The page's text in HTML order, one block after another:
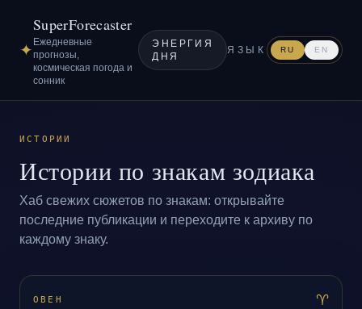
✦
SuperForecaster
Ежедневные
прогнозы,
космическая погода и
сонник
ЭНЕРГИЯ
ДНЯ
ЯЗЫК RU EN
ИСТОРИИ
Истории по знакам зодиака
Хаб свежих сюжетов по знакам: открывайте
последние публикации и переходите к архиву по
каждому знаку.
ОВЕН ♈